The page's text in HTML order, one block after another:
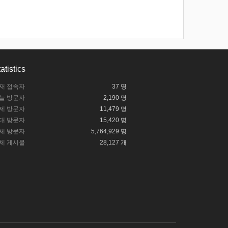
접속자
37 명
방문자
2,190 명
방문자
11,479 명
방문자
15,420 명
방문자
5,764,929 명
게시물
28,127 개